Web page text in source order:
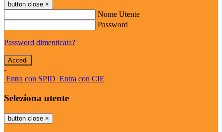
button close ×
Nome Utente
Password
Password dimenticata?
-
Entra con SPID Entra con CIE
Seleziona utente
button close ×